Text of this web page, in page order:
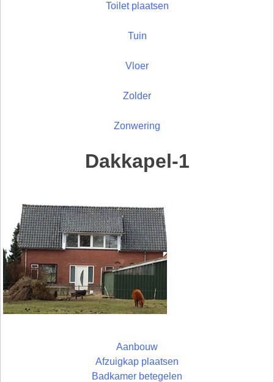
Toilet plaatsen
Tuin
Vloer
Zolder
Zonwering
Dakkapel-1
Aanbouw
Afzuigkap plaatsen
Badkamer betegelen